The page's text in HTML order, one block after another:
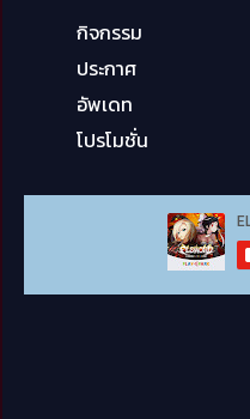
กิจกรรม
ประกาศ
อัพเดท
โปรโมชั่น